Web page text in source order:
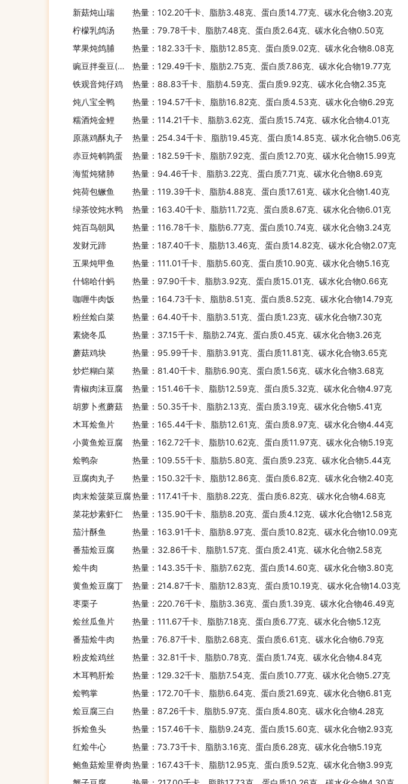
新菇炖山瑞
热量：102.20千卡、脂肪3.48克、蛋白质14.77克、碳水化合物3.20克
柠檬乳鸽汤
热量：79.78千卡、脂肪7.48克、蛋白质2.64克、碳水化合物0.50克
苹果炖鸽脯
热量：182.33千卡、脂肪12.85克、蛋白质9.02克、碳水化合物8.08克
豌豆拌蚕豆(少油少盐)
热量：129.49千卡、脂肪2.75克、蛋白质7.86克、碳水化合物19.77克
铁观音炖仔鸡
热量：88.83千卡、脂肪4.59克、蛋白质9.92克、碳水化合物2.35克
炖八宝全鸭
热量：194.57千卡、脂肪16.82克、蛋白质4.53克、碳水化合物6.29克
糯酒炖金鲤
热量：114.21千卡、脂肪3.62克、蛋白质15.74克、碳水化合物4.01克
原蒸鸡酥丸子
热量：254.34千卡、脂肪19.45克、蛋白质14.85克、碳水化合物5.06克
赤豆炖鹌鹑蛋
热量：182.59千卡、脂肪7.92克、蛋白质12.70克、碳水化合物15.99克
海蜇炖猪肺
热量：94.46千卡、脂肪3.22克、蛋白质7.71克、碳水化合物8.69克
炖荷包鳜鱼
热量：119.39千卡、脂肪4.88克、蛋白质17.61克、碳水化合物1.40克
绿茶饺炖水鸭
热量：163.40千卡、脂肪11.72克、蛋白质8.67克、碳水化合物6.01克
炖百鸟朝凤
热量：116.78千卡、脂肪6.77克、蛋白质10.74克、碳水化合物3.24克
发财元蹄
热量：187.40千卡、脂肪13.46克、蛋白质14.82克、碳水化合物2.07克
五果炖甲鱼
热量：111.01千卡、脂肪5.60克、蛋白质10.90克、碳水化合物5.16克
什锦哈什蚂
热量：97.90千卡、脂肪3.92克、蛋白质15.01克、碳水化合物0.66克
咖喱牛肉饭
热量：164.73千卡、脂肪8.51克、蛋白质8.52克、碳水化合物14.79克
粉丝烩白菜
热量：64.40千卡、脂肪3.51克、蛋白质1.23克、碳水化合物7.30克
素烧冬瓜
热量：37.15千卡、脂肪2.74克、蛋白质0.45克、碳水化合物3.26克
蘑菇鸡块
热量：95.99千卡、脂肪3.91克、蛋白质11.81克、碳水化合物3.65克
炒烂糊白菜
热量：81.40千卡、脂肪6.90克、蛋白质1.56克、碳水化合物3.68克
青椒肉沫豆腐
热量：151.46千卡、脂肪12.59克、蛋白质5.32克、碳水化合物4.97克
胡萝卜煮蘑菇
热量：50.35千卡、脂肪2.13克、蛋白质3.19克、碳水化合物5.41克
木耳烩鱼片
热量：165.44千卡、脂肪12.61克、蛋白质8.97克、碳水化合物4.44克
小黄鱼烩豆腐
热量：162.72千卡、脂肪10.62克、蛋白质11.97克、碳水化合物5.19克
烩鸭杂
热量：109.55千卡、脂肪5.80克、蛋白质9.23克、碳水化合物5.44克
豆腐肉丸子
热量：150.32千卡、脂肪12.86克、蛋白质6.82克、碳水化合物2.40克
肉末烩菠菜豆腐热量：117.41千卡、脂肪8.22克、蛋白质6.82克、碳水化合物4.68克
菜花炒素虾仁
热量：135.90千卡、脂肪8.20克、蛋白质4.12克、碳水化合物12.58克
茄汁酥鱼
热量：163.91千卡、脂肪8.97克、蛋白质10.82克、碳水化合物10.09克
番茄烩豆腐
热量：32.86千卡、脂肪1.57克、蛋白质2.41克、碳水化合物2.58克
烩牛肉
热量：143.35千卡、脂肪7.62克、蛋白质14.60克、碳水化合物3.80克
黄鱼烩豆腐丁
热量：214.87千卡、脂肪12.83克、蛋白质10.19克、碳水化合物14.03克
枣栗子
热量：220.76千卡、脂肪3.36克、蛋白质1.39克、碳水化合物46.49克
烩丝瓜鱼片
热量：111.67千卡、脂肪7.18克、蛋白质6.77克、碳水化合物5.12克
番茄烩牛肉
热量：76.87千卡、脂肪2.68克、蛋白质6.61克、碳水化合物6.79克
粉皮烩鸡丝
热量：32.81千卡、脂肪0.78克、蛋白质1.74克、碳水化合物4.84克
木耳鸭肝烩
热量：129.32千卡、脂肪7.54克、蛋白质10.77克、碳水化合物5.27克
烩鸭掌
热量：172.70千卡、脂肪6.64克、蛋白质21.69克、碳水化合物6.81克
烩豆腐三白
热量：87.26千卡、脂肪5.97克、蛋白质4.80克、碳水化合物4.28克
拆烩鱼头
热量：157.46千卡、脂肪9.24克、蛋白质15.60克、碳水化合物2.93克
红烩牛心
热量：73.73千卡、脂肪3.16克、蛋白质6.28克、碳水化合物5.19克
鲍鱼菇烩里脊肉热量：167.43千卡、脂肪12.95克、蛋白质9.52克、碳水化合物3.99克